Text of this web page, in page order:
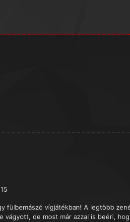
fülbemászó vígjátékban! A legtöbb
vágyott, de most már azzal is beéri,